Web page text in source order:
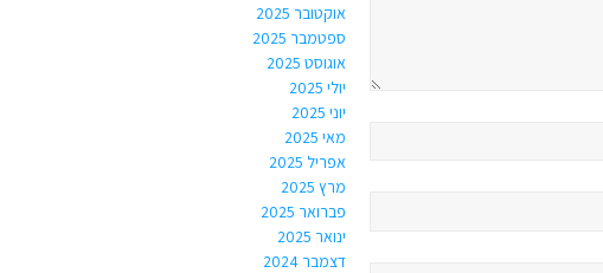
אוקטובר 2025
ספטמבר 2025
אוגוסט 2025
יולי 2025
יוני 2025
מאי 2025
אפריל 2025
מרץ 2025
פברואר 2025
ינואר 2025
דצמבר 2024